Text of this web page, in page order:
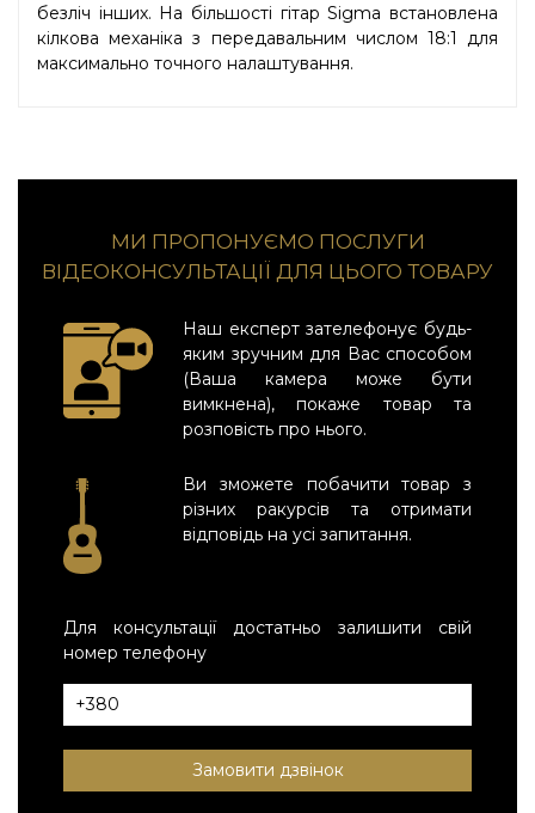
безліч інших. На більшості гітар Sigma встановлена
кілкова механіка з передавальним числом 18:1 для
максимально точного налаштування.
МИ ПРОПОНУЄМО ПОСЛУГИ
ВІДЕОКОНСУЛЬТАЦІЇ ДЛЯ ЦЬОГО ТОВАРУ
Наш експерт зателефонує будь-
яким зручним для Вас способом
(Ваша камера може бути
вимкнена), покаже товар та
розповість про нього.
Ви зможете побачити товар з
різних ракурсів та отримати
відповідь на усі запитання.
Для консультації достатньо залишити свій
номер телефону
Замовити дзвінок